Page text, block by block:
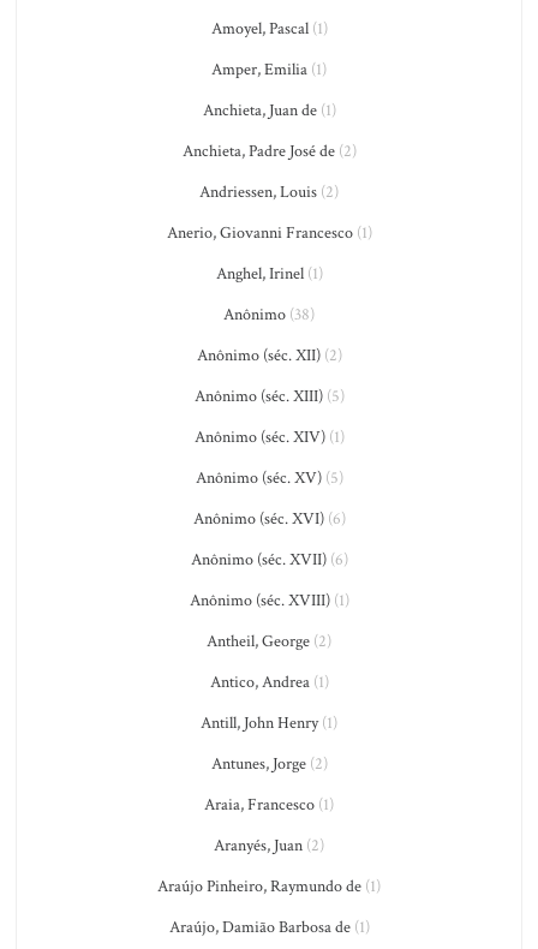
Amoyel, Pascal(1)
Amper, Emilia (1)
Anchieta, Juan de(1)
Anchieta, Padre José de(2)
Andriessen, Louis (2)
Anerio, Giovanni Francesco(1)
Anghel, Irinel(1)
Anônimo (38)
Anônimo (séc. XII)(2)
Anônimo (séc. XIII)(5)
Anônimo (séc. XIV)(1)
Anônimo (séc. XV)(5)
Anônimo (séc. XVI)(6)
Anônimo (séc. XVII)(6)
Anônimo (séc. XVIII)(1)
Antheil, George (2)
Antico, Andrea(1)
Antill, John Henry(1)
Antunes, Jorge(2)
Araia, Francesco (1)
Aranyés, Juan (2)
Araújo Pinheiro, Raymundo de (1)
Araújo, Damião Barbosa de(1)